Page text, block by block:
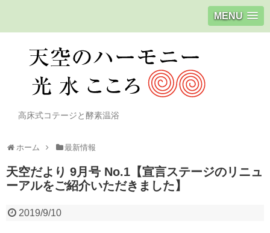
MENU
高床式コテージと酵素温浴
ホーム 最新情報
天空だより 9月号 No.1【宣言ステージのリニュ
ーアルをご紹介いただきました】
2019/9/10